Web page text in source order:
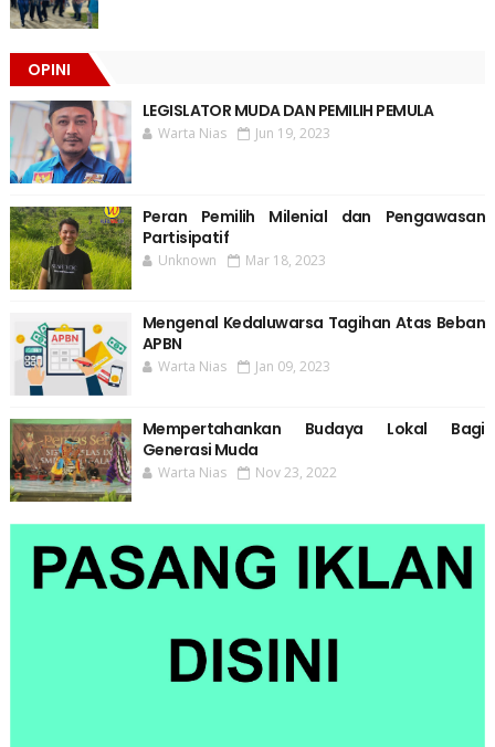
OPINI
LEGISLATOR MUDA DAN PEMILIH PEMULA
Warta Nias Jun 19, 2023
Peran Pemilih Milenial dan Pengawasan
Partisipatif
Unknown Mar 18, 2023
Mengenal Kedaluwarsa Tagihan Atas Beban
APBN
Warta Nias Jan 09, 2023
Mempertahankan Budaya Lokal Bagi
Generasi Muda
Warta Nias Nov 23, 2022